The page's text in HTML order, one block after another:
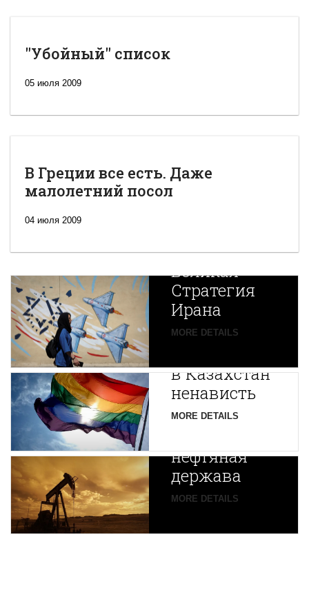
"Убойный" список
05 июля 2009
В Греции все есть. Даже
малолетний посол
04 июля 2009
Новая
Великая
Стратегия
Ирана
MORE DETAILS
Путин
в Казахстан
ненависть
MORE DETAILS
Центральной
Азии
зарождается
нефтяная
держава
MORE DETAILS